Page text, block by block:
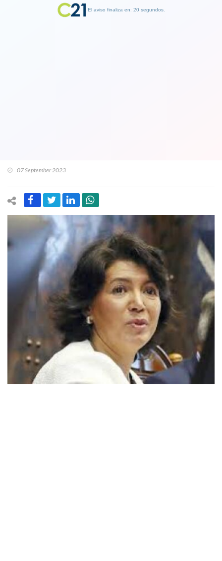
07 September 2023
El aviso finaliza en: 19 segundos.